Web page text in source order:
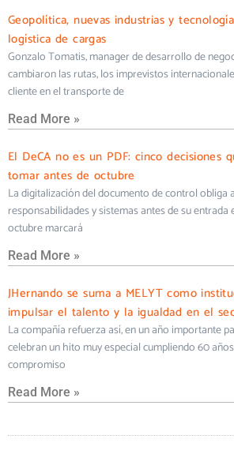
Geopolítica, nuevas industrias y
logística de cargas
Gonzalo Tomatis, manager de desarrollo de
cambiaron las rutas, los imprevistos
cliente en el transporte de
Read More »
El DeCA no es un PDF: cinco decisiones
tomar antes de octubre
La digitalización del documento de control obliga
responsabilidades y sistemas antes de su
octubre marcará
Read More »
JHernando se suma a MELYT como
impulsar el talento y la igualdad en el
La compañía refuerza así, en un año importante
celebran un hito muy especial cumpliendo 60
compromiso
Read More »